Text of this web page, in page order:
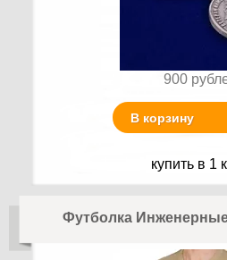
900
В корзину
купить в 1
Футболка